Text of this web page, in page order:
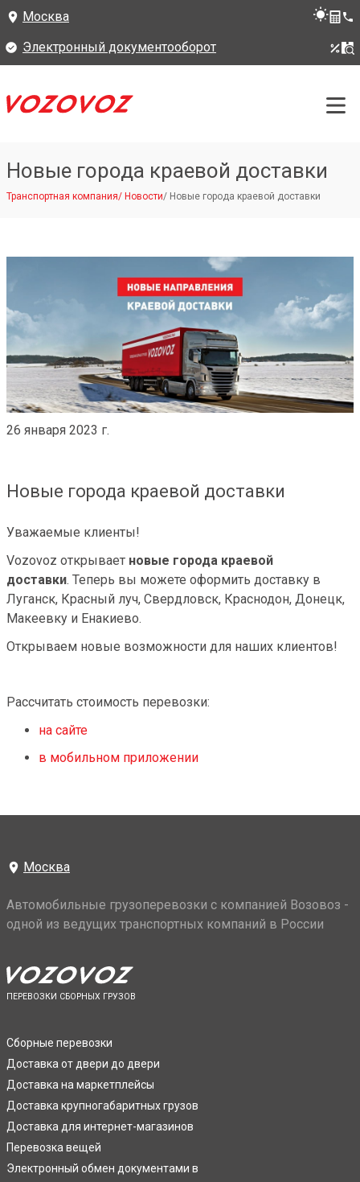
Москва
Электронный документооборот
Новые города краевой доставки
Транспортная компания/ Новости/ Новые города краевой доставки
26 января 2023 г.
Новые города краевой доставки
Уважаемые клиенты!
Vozovoz открывает новые города краевой
доставки. Теперь вы можете оформить доставку в
Луганск, Красный луч, Свердловск, Краснодон, Донецк,
Макеевку и Енакиево.
Открываем новые возможности для наших клиентов!
Рассчитать стоимость перевозки:
на сайте
в мобильном приложении
Москва
Автомобильные грузоперевозки с компанией Возовоз -
одной из ведущих транспортных компаний в России
ПЕРЕВОЗКИ СБОРНЫХ ГРУЗОВ
Сборные перевозки
Доставка от двери до двери
Доставка на маркетплейсы
Доставка крупногабаритных грузов
Доставка для интернет-магазинов
Перевозка вещей
Электронный обмен документами в